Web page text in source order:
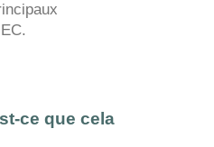
ce que cela